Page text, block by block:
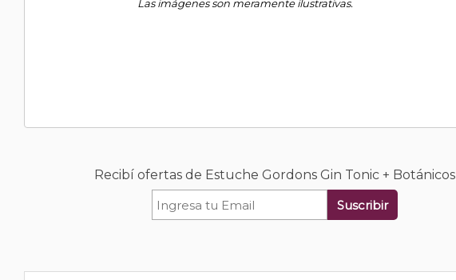
Las imágenes son meramente ilustrativas.
Recibí ofertas de Estuche Gordons Gin Tonic + Botánicos
Suscribir